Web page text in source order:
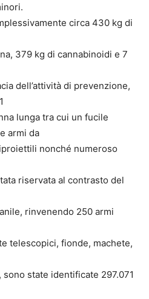
circa 430 kg di
379 kg di cannabinoidi e 7
dell’attività di prevenzione,
lunga tra cui un fucile
armi da
nonché numeroso
riservata al contrasto del
rinvenendo 250 armi
telescopici, fionde, machete,
sono state identificate 297.071